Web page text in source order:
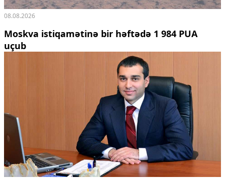
08.08.2026
Moskva istiqamətinə bir həftədə 1 984 PUA
uçub